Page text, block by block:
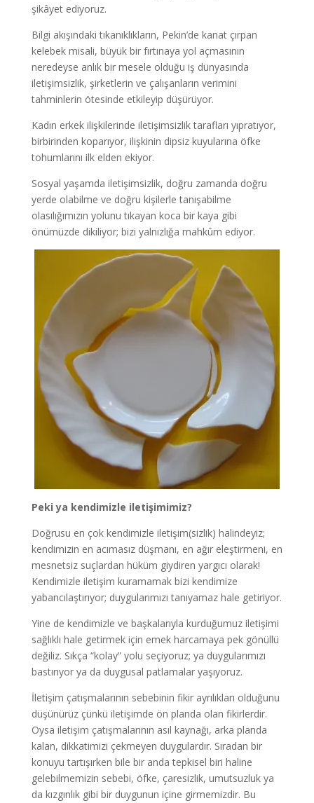
şikâyet ediyoruz.
Bilgi akışındaki tıkanıklıkların, Pekin’de kanat çırpan
kelebek misali, büyük bir fırtınaya yol açmasının
neredeyse anlık bir mesele olduğu iş dünyasında
iletişimsizlik, şirketlerin ve çalışanların verimini
tahminlerin ötesinde etkileyip düşürüyor.
Kadın erkek ilişkilerinde iletişimsizlik tarafları yıpratıyor,
birbirinden koparıyor, ilişkinin dipsiz kuyularına öfke
tohumlarını ilk elden ekiyor.
Sosyal yaşamda iletişimsizlik, doğru zamanda doğru
yerde olabilme ve doğru kişilerle tanışabilme
olasılığımızın yolunu tıkayan koca bir kaya gibi
önümüzde dikiliyor; bizi yalnızlığa mahkûm ediyor.
Peki ya kendimizle iletişimimiz?
Doğrusu en çok kendimizle iletişim(sizlik) halindeyiz;
kendimizin en acımasız düşmanı, en ağır eleştirmeni, en
mesnetsiz suçlardan hüküm giydiren yargıcı olarak!
Kendimizle iletişim kuramamak bizi kendimize
yabancılaştırıyor; duygularımızı tanıyamaz hale getiriyor.
Yine de kendimizle ve başkalarıyla kurduğumuz iletişimi
sağlıklı hale getirmek için emek harcamaya pek gönüllü
değiliz. Sıkça “kolay” yolu seçiyoruz; ya duygularımızı
bastırıyor ya da duygusal patlamalar yaşıyoruz.
İletişim çatışmalarının sebebinin fikir ayrılıkları olduğunu
düşünürüz çünkü iletişimde ön planda olan fikirlerdir.
Oysa iletişim çatışmalarının asıl kaynağı, arka planda
kalan, dikkatimizi çekmeyen duygulardır. Sıradan bir
konuyu tartışırken bile bir anda tepkisel biri haline
gelebilmemizin sebebi, öfke, çaresizlik, umutsuzluk ya
da kızgınlık gibi bir duygunun içine girmemizdir. Bu